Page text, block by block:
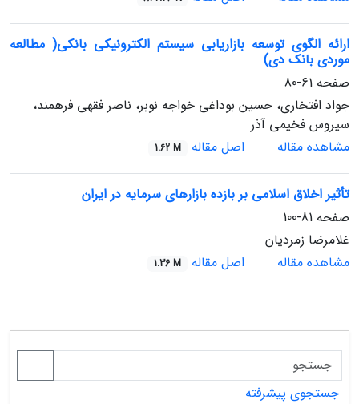
ارائه الگوی توسعه بازاریابی سیستم الکترونیکی بانکی( مطالعه
موردی بانک دی)
صفحه 61-80
جواد افتخاری، حسین بوداغی خواجه نوبر، ناصر فقهی فرهمند،
سیروس فخیمی آذر
مشاهده مقاله
اصل مقاله 1.62 M
تأثیر اخلاق اسلامی بر بازده بازارهای سرمایه در ایران
صفحه 81-100
غلامرضا زمردیان
مشاهده مقاله
اصل مقاله 1.36 M
جستجوی پیشرفته